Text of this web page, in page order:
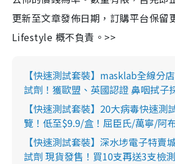
更新至文章發佈日期，訂購平台保留
Lifestyle 概不負責。>>
【快速測試套裝】masklab全線分
試劑！獲歐盟、英國認證 鼻咽拭子
【快速測試套裝】20大病毒快速測
覽！低至$9.9/盒！屈臣氏/萬寧/阿
【快速測試套裝】深水埗電子特賣
試劑 現貨發售！買10支再送3支檢